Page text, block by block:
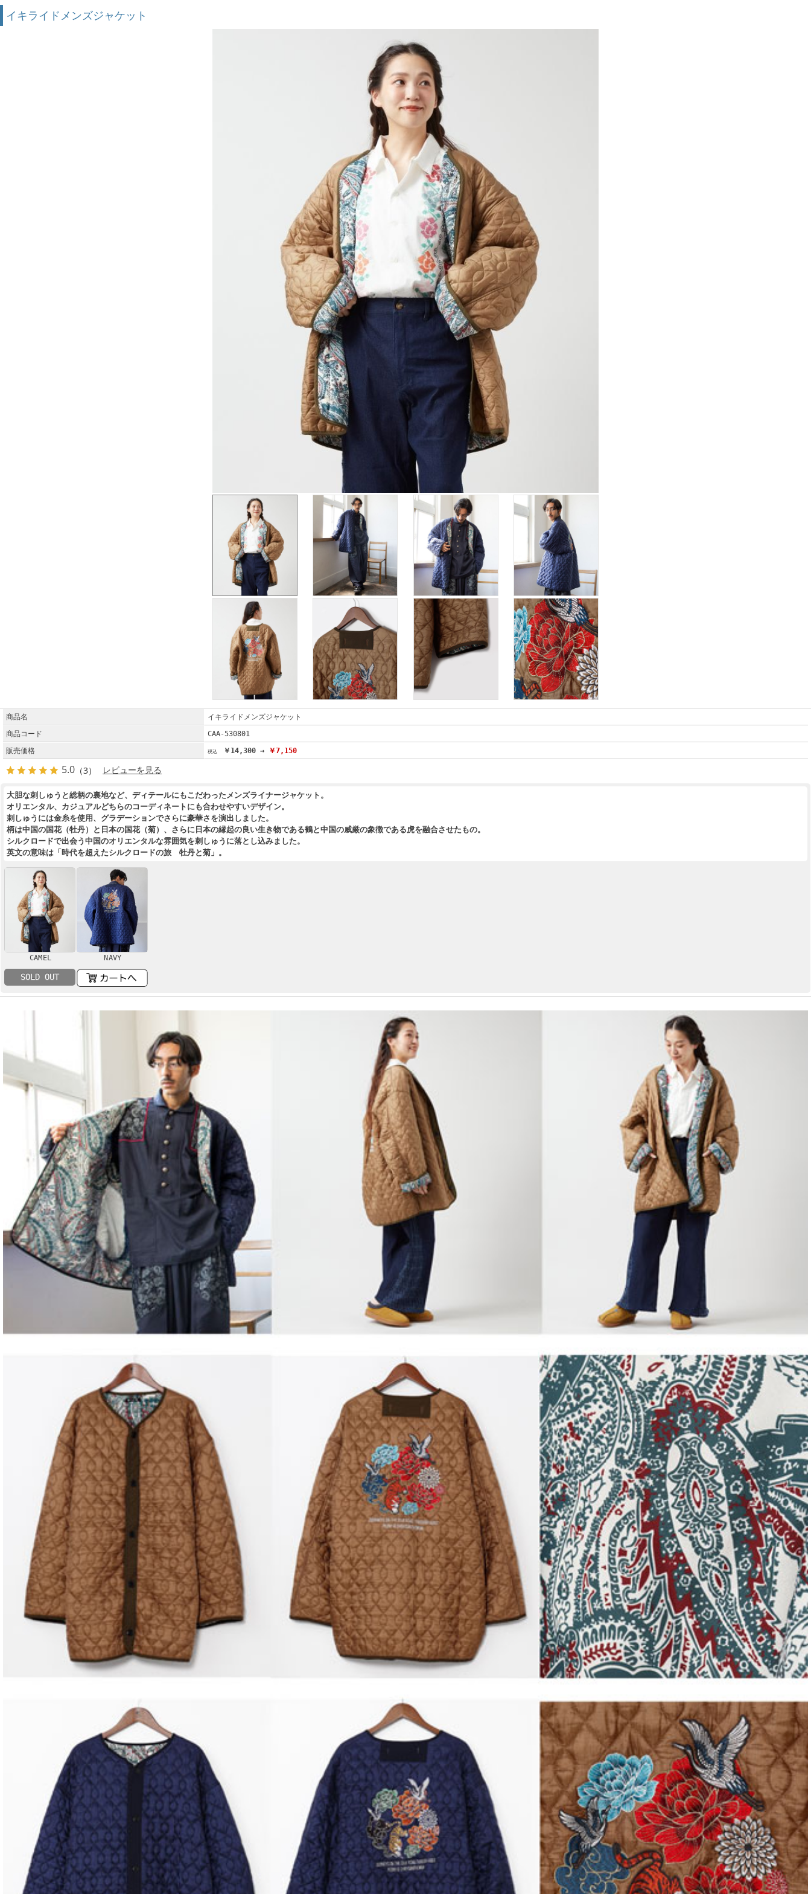
イキライドメンズジャケット
商品名
イキライドメンズジャケット
商品コード
CAA-530801
販売価格
￥14,300 → ￥7,150
5.0 （3） レビューを見る
大胆な刺しゅうと総柄の裏地など、ディテールにもこだわったメンズライナージャケット。
オリエンタル、カジュアルどちらのコーディネートにも合わせやすいデザイン。
刺しゅうには金糸を使用、グラデーションでさらに豪華さを演出しました。
柄は中国の国花（牡丹）と日本の国花（菊）、さらに日本の縁起の良い生き物である鶴と中国の威厳の象徴である虎を融合させたもの。
シルクロードで出会う中国のオリエンタルな雰囲気を刺しゅうに落とし込みました。
英文の意味は「時代を超えたシルクロードの旅 牡丹と菊」。
CAMEL
SOLD OUT
NAVY